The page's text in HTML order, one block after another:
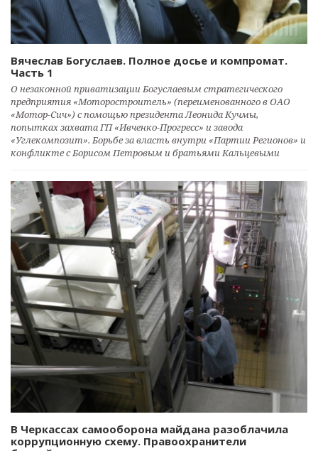
Вячеслав Богуслаев. Полное досье и компромат.
Часть 1
О незаконной приватизации Богуслаевым стратегического
предприятия «Моторостроитель» (переименованного в ОАО
«Мотор-Сич») с помощью президента Леонида Кучмы,
попытках захвата ГП «Ивченко-Прогресс» и завода
«Углекомпозит». Борьбе за власть внутри «Партии Регионов» и
конфликте с Борисом Петровым и братьями Кальцевыми
В Черкассах самооборона майдана разоблачила
коррупционную схему. Правоохранители